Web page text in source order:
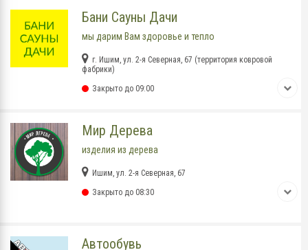
Бани Сауны Дачи
мы дарим Вам здоровье и тепло
г. Ишим, ул. 2-я Северная, 67 (территория ковровой
фабрики)
Закрыто до 09:00
Мир Дерева
изделия из дерева
Ишим, ул. 2-я Северная, 67
Закрыто до 08:30
Автообувь